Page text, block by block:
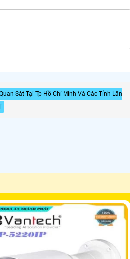
Sát Tại Tp Hồ Chí Minh Và Các Tỉnh Lân